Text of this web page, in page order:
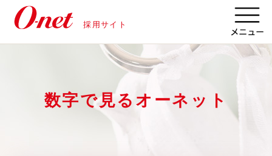
採用サイト
数字で見るオーネット